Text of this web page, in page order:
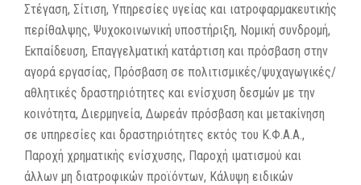
Στέγαση, Σίτιση, Υπηρεσίες υγείας και ιατροφαρμακευτικής
περίθαλψης, Ψυχοκοινωνική υποστήριξη, Νομική συνδρομή,
Εκπαίδευση, Επαγγελματική κατάρτιση και πρόσβαση στην
αγορά εργασίας, Πρόσβαση σε πολιτισμικές/ψυχαγωγικές/
αθλητικές δραστηριότητες και ενίσχυση δεσμών με την
κοινότητα, Διερμηνεία, Δωρεάν πρόσβαση και μετακίνηση
σε υπηρεσίες και δραστηριότητες εκτός του Κ.Φ.Α.Α.,
Παροχή χρηματικής ενίσχυσης, Παροχή ιματισμού και
άλλων μη διατροφικών προϊόντων, Κάλυψη ειδικών